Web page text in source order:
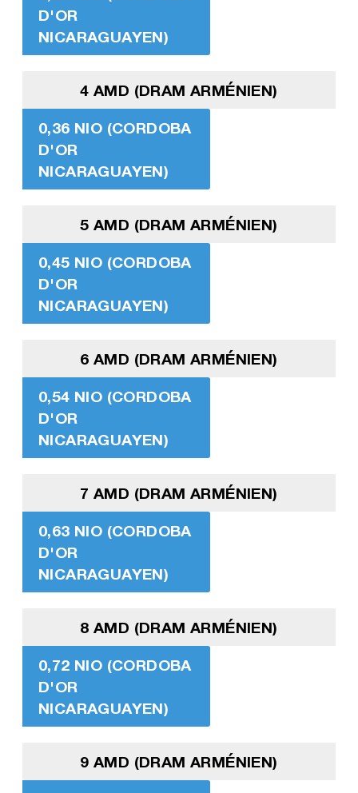
D'OR
NICARAGUAYEN)
4 AMD (DRAM ARMÉNIEN)
0,36 NIO (CORDOBA
D'OR
NICARAGUAYEN)
5 AMD (DRAM ARMÉNIEN)
0,45 NIO (CORDOBA
D'OR
NICARAGUAYEN)
6 AMD (DRAM ARMÉNIEN)
0,54 NIO (CORDOBA
D'OR
NICARAGUAYEN)
7 AMD (DRAM ARMÉNIEN)
0,63 NIO (CORDOBA
D'OR
NICARAGUAYEN)
8 AMD (DRAM ARMÉNIEN)
0,72 NIO (CORDOBA
D'OR
NICARAGUAYEN)
9 AMD (DRAM ARMÉNIEN)